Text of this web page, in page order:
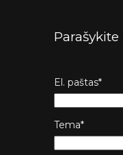
El. paštas*
Tema*